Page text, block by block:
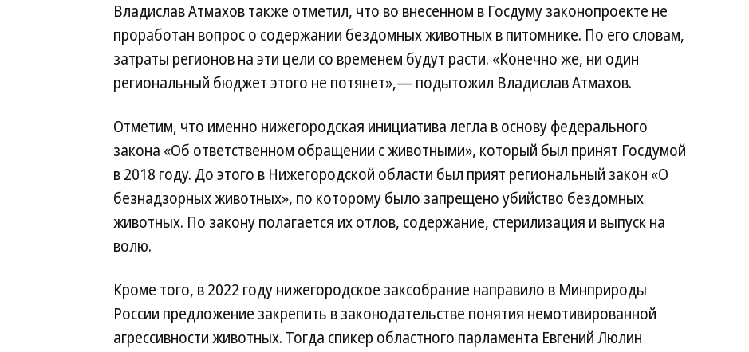
Владислав Атмахов также отметил, что во внесенном в Госдуму законопроекте не
проработан вопрос о содержании бездомных животных в питомнике. По его словам,
затраты регионов на эти цели со временем будут расти. «Конечно же, ни один
региональный бюджет этого не потянет»,— подытожил Владислав Атмахов.
Отметим, что именно нижегородская инициатива легла в основу федерального
закона «Об ответственном обращении с животными», который был принят Госдумой
в 2018 году. До этого в Нижегородской области был прият региональный закон «О
безнадзорных животных», по которому было запрещено убийство бездомных
животных. По закону полагается их отлов, содержание, стерилизация и выпуск на
волю.
Кроме того, в 2022 году нижегородское заксобрание направило в Минприроды
России предложение закрепить в законодательстве понятия немотивированной
агрессивности животных. Тогда спикер областного парламента Евгений Люлин